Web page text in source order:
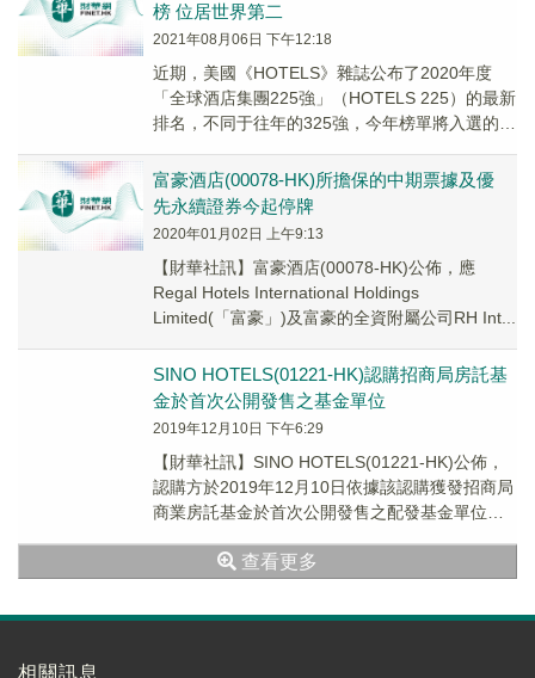
榜 位居世界第二
2021年08月06日 下午12:18
近期，美國《HOTELS》雜誌公布了2020年度
「全球酒店集團225強」（HOTELS 225）的最新
排名，不同于往年的325強，今年榜單將入選的酒
富豪酒店(00078-HK)所擔保的中期票據及優
先永續證券今起停牌
2020年01月02日 上午9:13
【財華社訊】富豪酒店(00078-HK)公佈，應
Regal Hotels International Holdings
Limited(「富豪」)及富豪的全資附屬公司RH Int...
SINO HOTELS(01221-HK)認購招商局房託基
金於首次公開發售之基金單位
2019年12月10日 下午6:29
【財華社訊】SINO HOTELS(01221-HK)公佈，
認購方於2019年12月10日依據該認購獲發招商局
商業房託基金於首次公開發售之配發基金單位。
查看更多
相關訊息